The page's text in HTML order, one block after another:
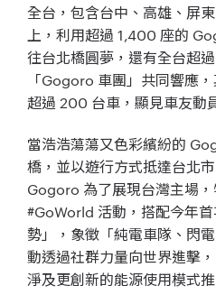
全台，包含台中、高雄、屏
上，利用超過 1,400 座的
往台北橋圓夢，還有全台超
「Gogoro 車團」共同響應
超過 200 台車，顯見車友動
當浩浩蕩蕩又色彩繽紛的
橋，並以遊行方式抵達台北
Gogoro 為了展現台灣主場
#GoWorld 活動，搭配今年
勢」，象徵「純電車隊、閃
動透過社群力量向世界進擊
淨及更創新的能源使用模式推